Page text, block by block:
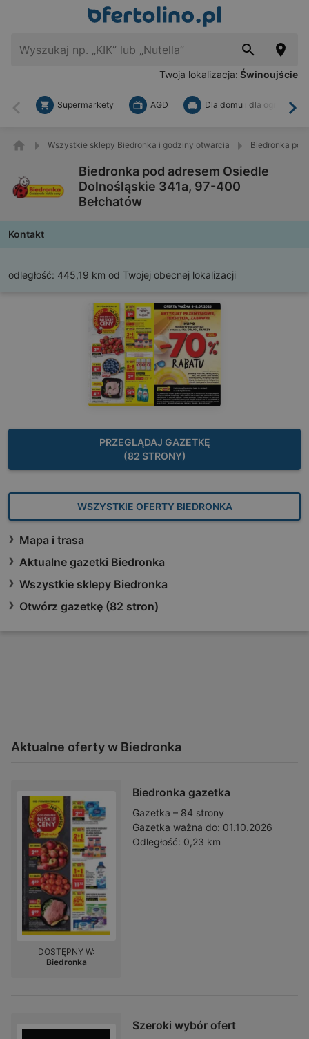
Twoja lokalizacja: Świnoujście
Wstecz
Supermarkety AGD Dla domu i dla ogrodu
Wszystkie sklepy Biedronka i godziny otwarcia Biedronka
Biedronka pod adresem Osiedle
Dolnośląskie 341a, 97-400
Bełchatów
Kontakt
odległość: 445,19 km od Twojej obecnej lokalizacji
PRZEGLĄDAJ GAZETKĘ
(82 STRONY)
WSZYSTKIE OFERTY BIEDRONKA
Mapa i trasa
Aktualne gazetki Biedronka
Wszystkie sklepy Biedronka
Otwórz gazetkę (82 stron)
Aktualne oferty w Biedronka
Biedronka gazetka
Gazetka – 84 strony
Gazetka ważna do: 01.10.2026
Odległość: 0,23 km
DOSTĘPNY W:
Biedronka
Szeroki wybór ofert